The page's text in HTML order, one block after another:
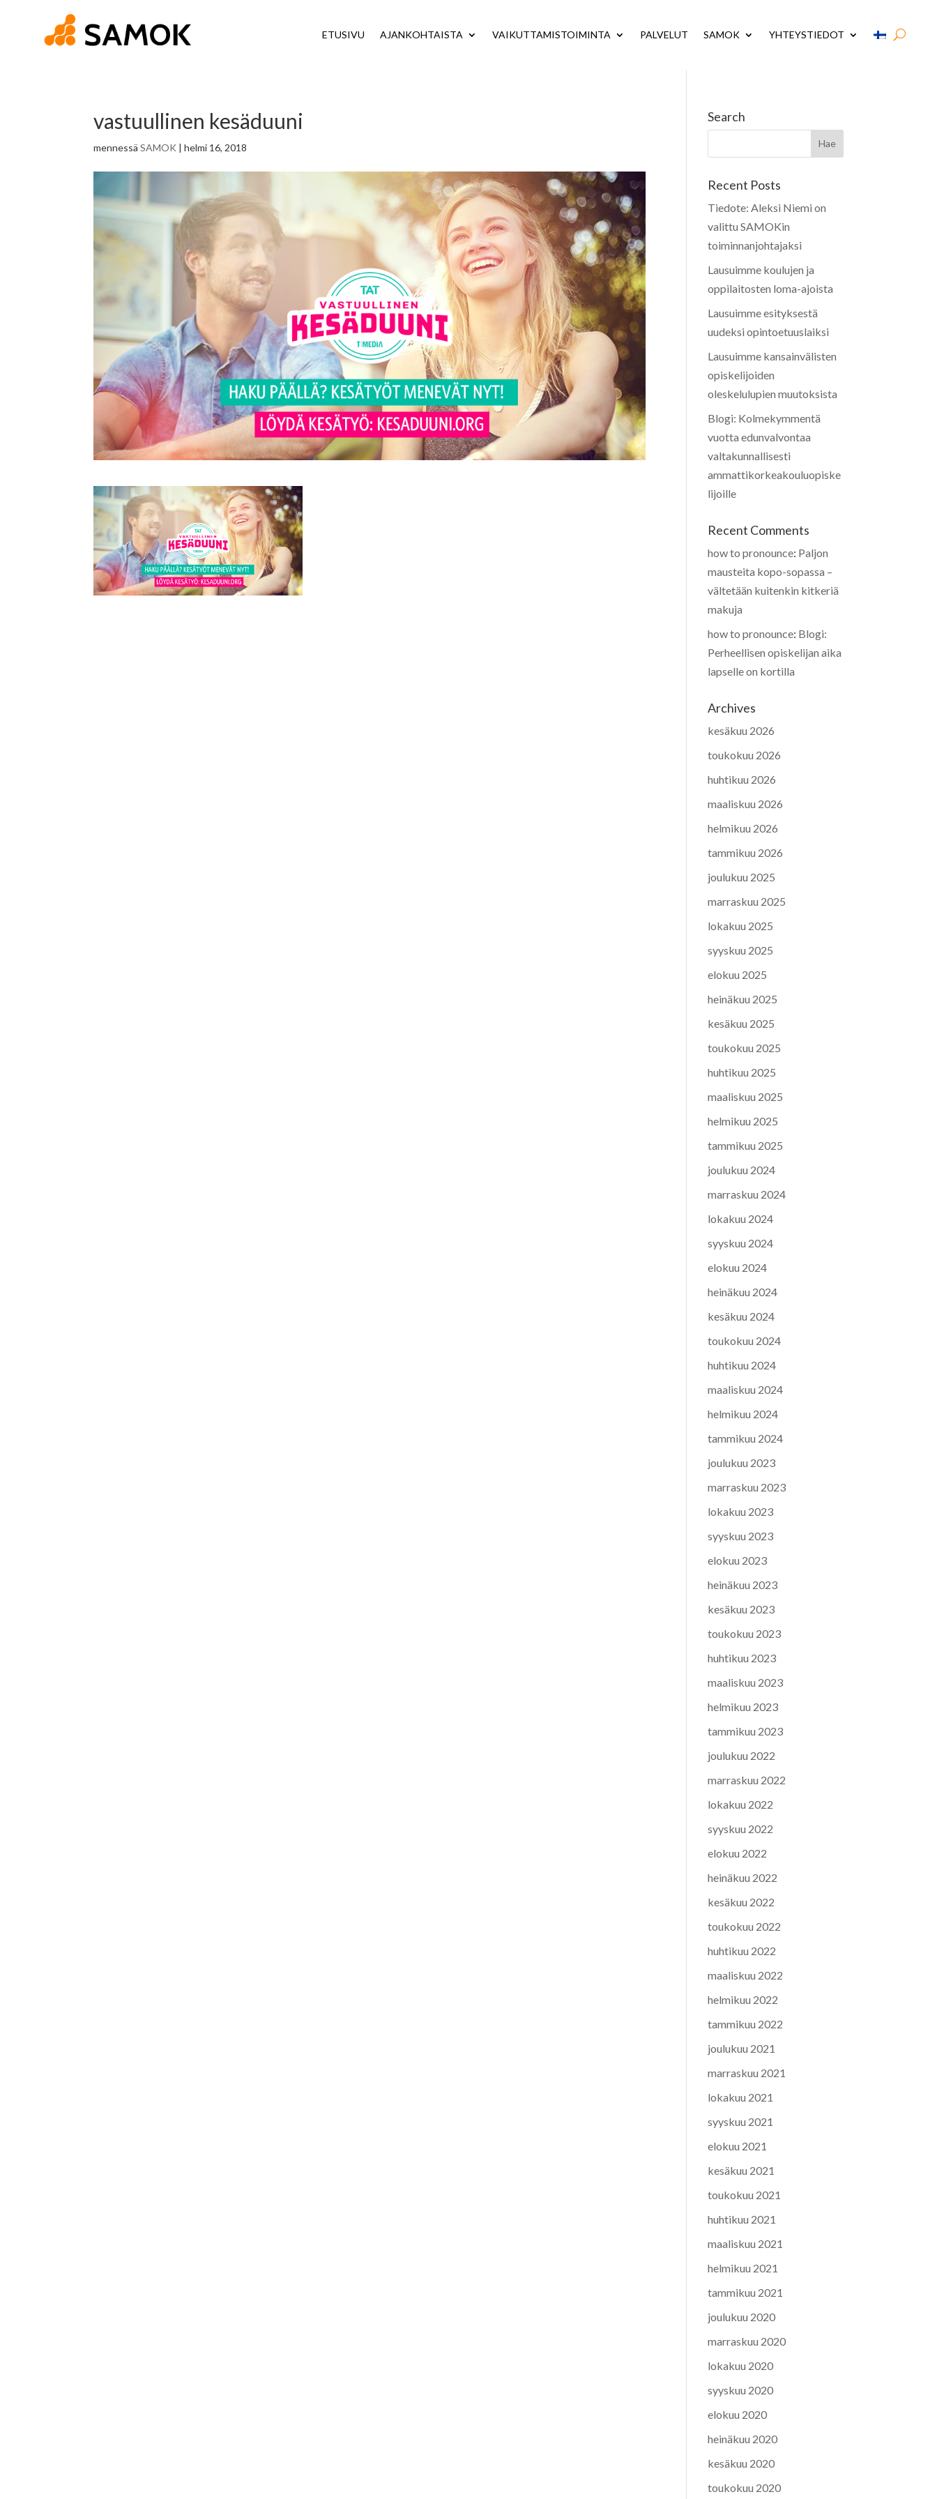
ETUSIVU AJANKOHTAISTA VAIKUTTAMISTOIMINTA PALVELUT SAMOK YHTEYSTIEDOT
vastuullinen kesäduuni
mennessäSAMOK |helmi 16, 2018
Search
Recent Posts
Tiedote: Aleksi Niemi on
valittu SAMOKin
toiminnanjohtajaksi
Lausuimme koulujen ja
oppilaitosten loma-ajoista
Lausuimme esityksestä
uudeksi opintoetuuslaiksi
Lausuimme kansainvälisten
opiskelijoiden
oleskelulupien muutoksista
Blogi: Kolmekymmentä
vuotta edunvalvontaa
valtakunnallisesti
ammattikorkeakouluopiske
lijoille
Recent Comments
how to pronounce: Paljon
mausteita kopo-sopassa –
vältetään kuitenkin kitkeriä
makuja
how to pronounce: Blogi:
Perheellisen opiskelijan aika
lapselle on kortilla
Archives
kesäkuu 2026
toukokuu 2026
huhtikuu 2026
maaliskuu 2026
helmikuu 2026
tammikuu 2026
joulukuu 2025
marraskuu 2025
lokakuu 2025
syyskuu 2025
elokuu 2025
heinäkuu 2025
kesäkuu 2025
toukokuu 2025
huhtikuu 2025
maaliskuu 2025
helmikuu 2025
tammikuu 2025
joulukuu 2024
marraskuu 2024
lokakuu 2024
syyskuu 2024
elokuu 2024
heinäkuu 2024
kesäkuu 2024
toukokuu 2024
huhtikuu 2024
maaliskuu 2024
helmikuu 2024
tammikuu 2024
joulukuu 2023
marraskuu 2023
lokakuu 2023
syyskuu 2023
elokuu 2023
heinäkuu 2023
kesäkuu 2023
toukokuu 2023
huhtikuu 2023
maaliskuu 2023
helmikuu 2023
tammikuu 2023
joulukuu 2022
marraskuu 2022
lokakuu 2022
syyskuu 2022
elokuu 2022
heinäkuu 2022
kesäkuu 2022
toukokuu 2022
huhtikuu 2022
maaliskuu 2022
helmikuu 2022
tammikuu 2022
joulukuu 2021
marraskuu 2021
lokakuu 2021
syyskuu 2021
elokuu 2021
kesäkuu 2021
toukokuu 2021
huhtikuu 2021
maaliskuu 2021
helmikuu 2021
tammikuu 2021
joulukuu 2020
marraskuu 2020
lokakuu 2020
syyskuu 2020
elokuu 2020
heinäkuu 2020
kesäkuu 2020
toukokuu 2020